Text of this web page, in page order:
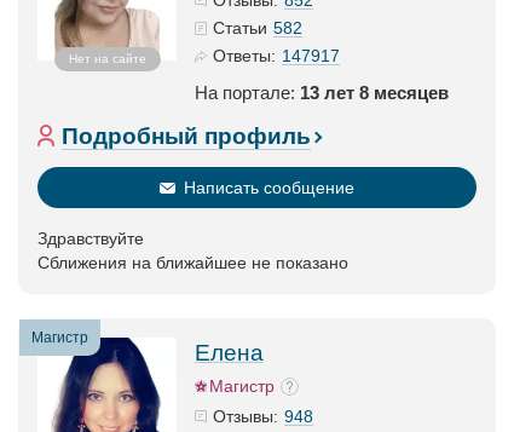
Нет на сайте
Статьи 582
Ответы: 147917
На портале: 13 лет 8 месяцев
Подробный профиль
Написать сообщение
Здравствуйте
Сближения на ближайшее не показано
Магистр
Елена
Магистр
Отзывы: 948